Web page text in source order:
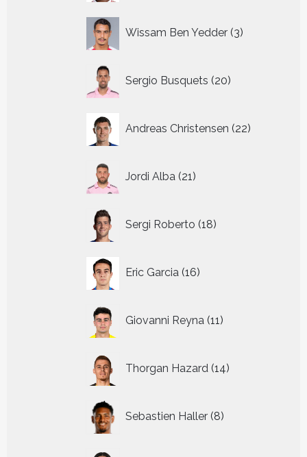
Wissam Ben Yedder 3
producten
Sergio Busquets 20
producten
Andreas Christensen 22
producten
Jordi Alba 21
producten
Sergi Roberto 18
producten
Eric Garcia 16
producten
Giovanni Reyna 11
producten
Thorgan Hazard 14
producten
Sebastien Haller 8
producten